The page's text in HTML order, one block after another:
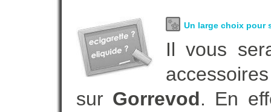
Un large choix pour
Il vous
sur Gorrevod. En